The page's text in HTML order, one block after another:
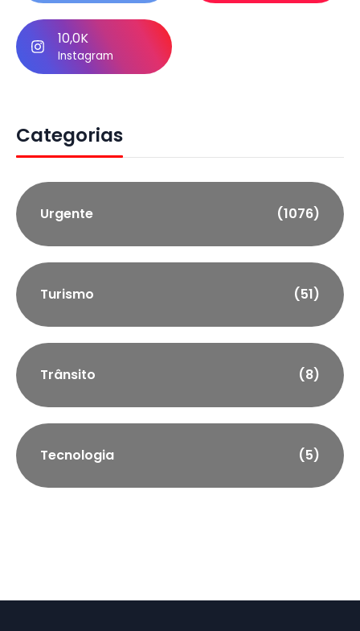
10,0K
Instagram
Categorias
Urgente (1076)
Turismo (51)
Trânsito (8)
Tecnologia (5)